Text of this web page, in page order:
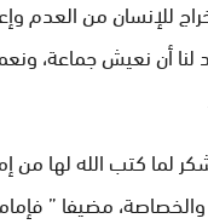
للإنسان من العدم
أن نعيش جماعة،
لما كتب الله لها
مضيفا ”